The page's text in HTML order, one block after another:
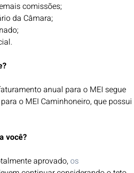
comissões;
da Câmara;
anual para o MEI segue
o MEI Caminhoneiro, que possui
você?
aprovado,os